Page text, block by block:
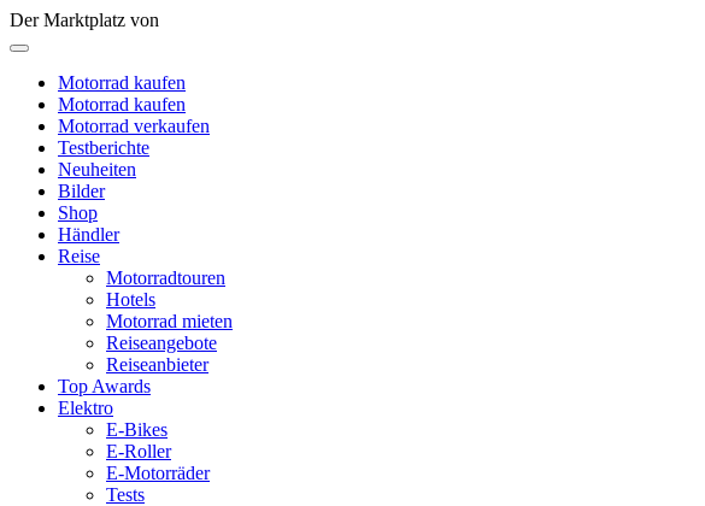
Der Marktplatz von
Motorrad kaufen
Motorrad kaufen
Motorrad verkaufen
Testberichte
Neuheiten
Bilder
Shop
Händler
Reise
Motorradtouren
Hotels
Motorrad mieten
Reiseangebote
Reiseanbieter
Top Awards
Elektro
E-Bikes
E-Roller
E-Motorräder
Tests